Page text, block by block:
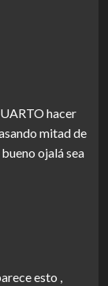
hacer
mitad de
ojalá sea
esto ,